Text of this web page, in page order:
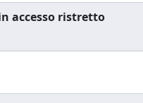
accesso ristretto